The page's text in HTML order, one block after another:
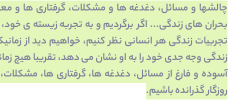
چالش­ها و مسائل، دغدغه­ ها و مشکلات، گرفتاری ­ها و
بحران­ های زندگی... اگر برگردیم و به تجربه زیسته ­ی خود،
تجربیات زندگی هر انسانی نظر کنیم، خواهیم دید از
زندگی وجه جدی خود را به او نشان می­ دهد، تقریبا هیچ
آسوده و فارغ از مسائل، دغدغه ­ها، گرفتاری ­ها،
روزگار گذرانده باشیم.